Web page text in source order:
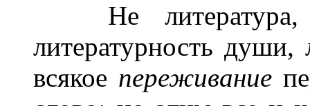
Не
литературность души,
всякое переживание